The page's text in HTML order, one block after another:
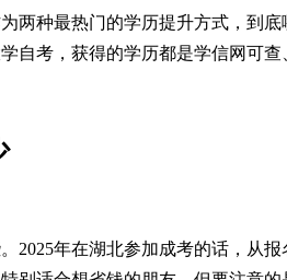
两种最热门的学历提升方式，到
自考，获得的学历都是学信网可
2025年在湖北参加成考的话，从